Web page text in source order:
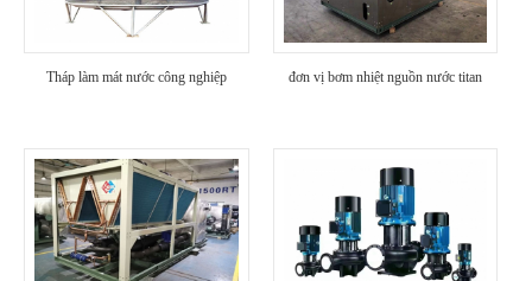
Tháp làm mát nước công nghiệp đơn vị bơm nhiệt nguồn nước titan